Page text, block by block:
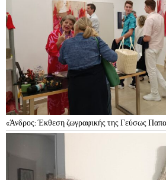
«Άνδρος: Έκθεση ζωγραφικής της Γεύσως